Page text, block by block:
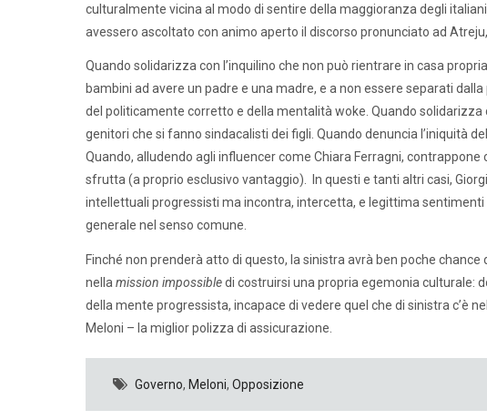
culturalmente vicina al modo di sentire della maggioranza degli
avessero ascoltato con animo aperto il discorso pronunciato ad
Quando solidarizza con l’inquilino che non può rientrare in casa
bambini ad avere un padre e una madre, e a non essere separati
del politicamente corretto e della mentalità woke. Quando solidarizza
genitori che si fanno sindacalisti dei figli. Quando denuncia l’iniquità
Quando, alludendo agli influencer come Chiara Ferragni,
sfrutta (a proprio esclusivo vantaggio). In questi e tanti altri casi,
intellettuali progressisti ma incontra, intercetta, e legittima
generale nel senso comune.
Finché non prenderà atto di questo, la sinistra avrà ben poche
nella mission impossibledi costruirsi una propria egemonia culturale:
della mente progressista, incapace di vedere quel che di sinistra c’è
Meloni – la miglior polizza di assicurazione.
Governo, Meloni, Opposizione